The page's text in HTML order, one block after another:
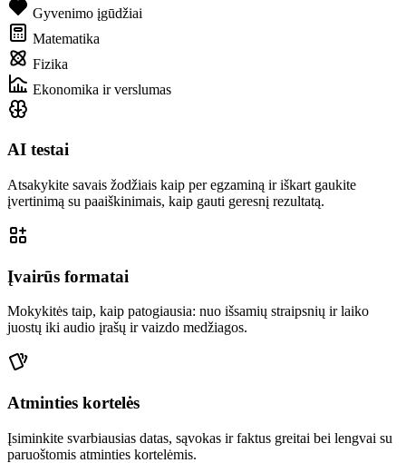
Gyvenimo įgūdžiai
Matematika
Fizika
Ekonomika ir verslumas
AI testai
Atsakykite savais žodžiais kaip per egzaminą ir iškart gaukite
įvertinimą su paaiškinimais, kaip gauti geresnį rezultatą.
Įvairūs formatai
Mokykitės taip, kaip patogiausia: nuo išsamių straipsnių ir laiko
juostų iki audio įrašų ir vaizdo medžiagos.
Atminties kortelės
Įsiminkite svarbiausias datas, sąvokas ir faktus greitai bei lengvai su
paruoštomis atminties kortelėmis.